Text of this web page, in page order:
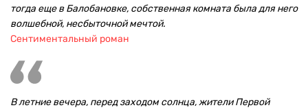
тогда еще в Балобановке, собственная комната была для него
волшебной, несбыточной мечтой.
Сентиментальный роман
В летние вечера, перед заходом солнца, жители Первой